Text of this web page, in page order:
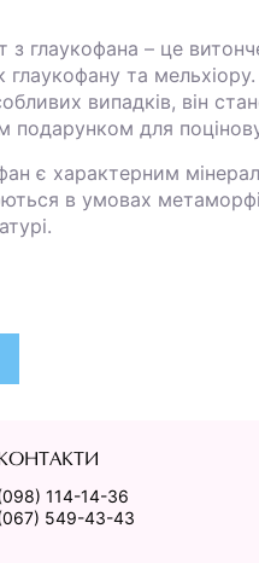
ChatGPT сказала:
з глаукофана – це
глаукофану та
випадків, він
подарунком для
є характерним
в умовах
КОНТАКТИ
114-14-36
549-43-43